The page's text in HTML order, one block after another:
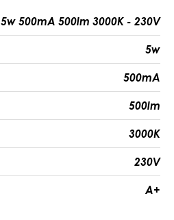
5w 500mA 500lm 3000K - 230V
5w
500mA
500lm
3000K
230V
A+